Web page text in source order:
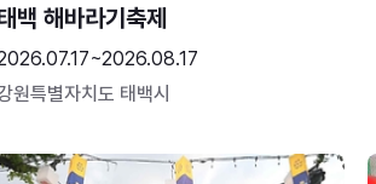
백 해바라기축제
원특별자치도 태백시